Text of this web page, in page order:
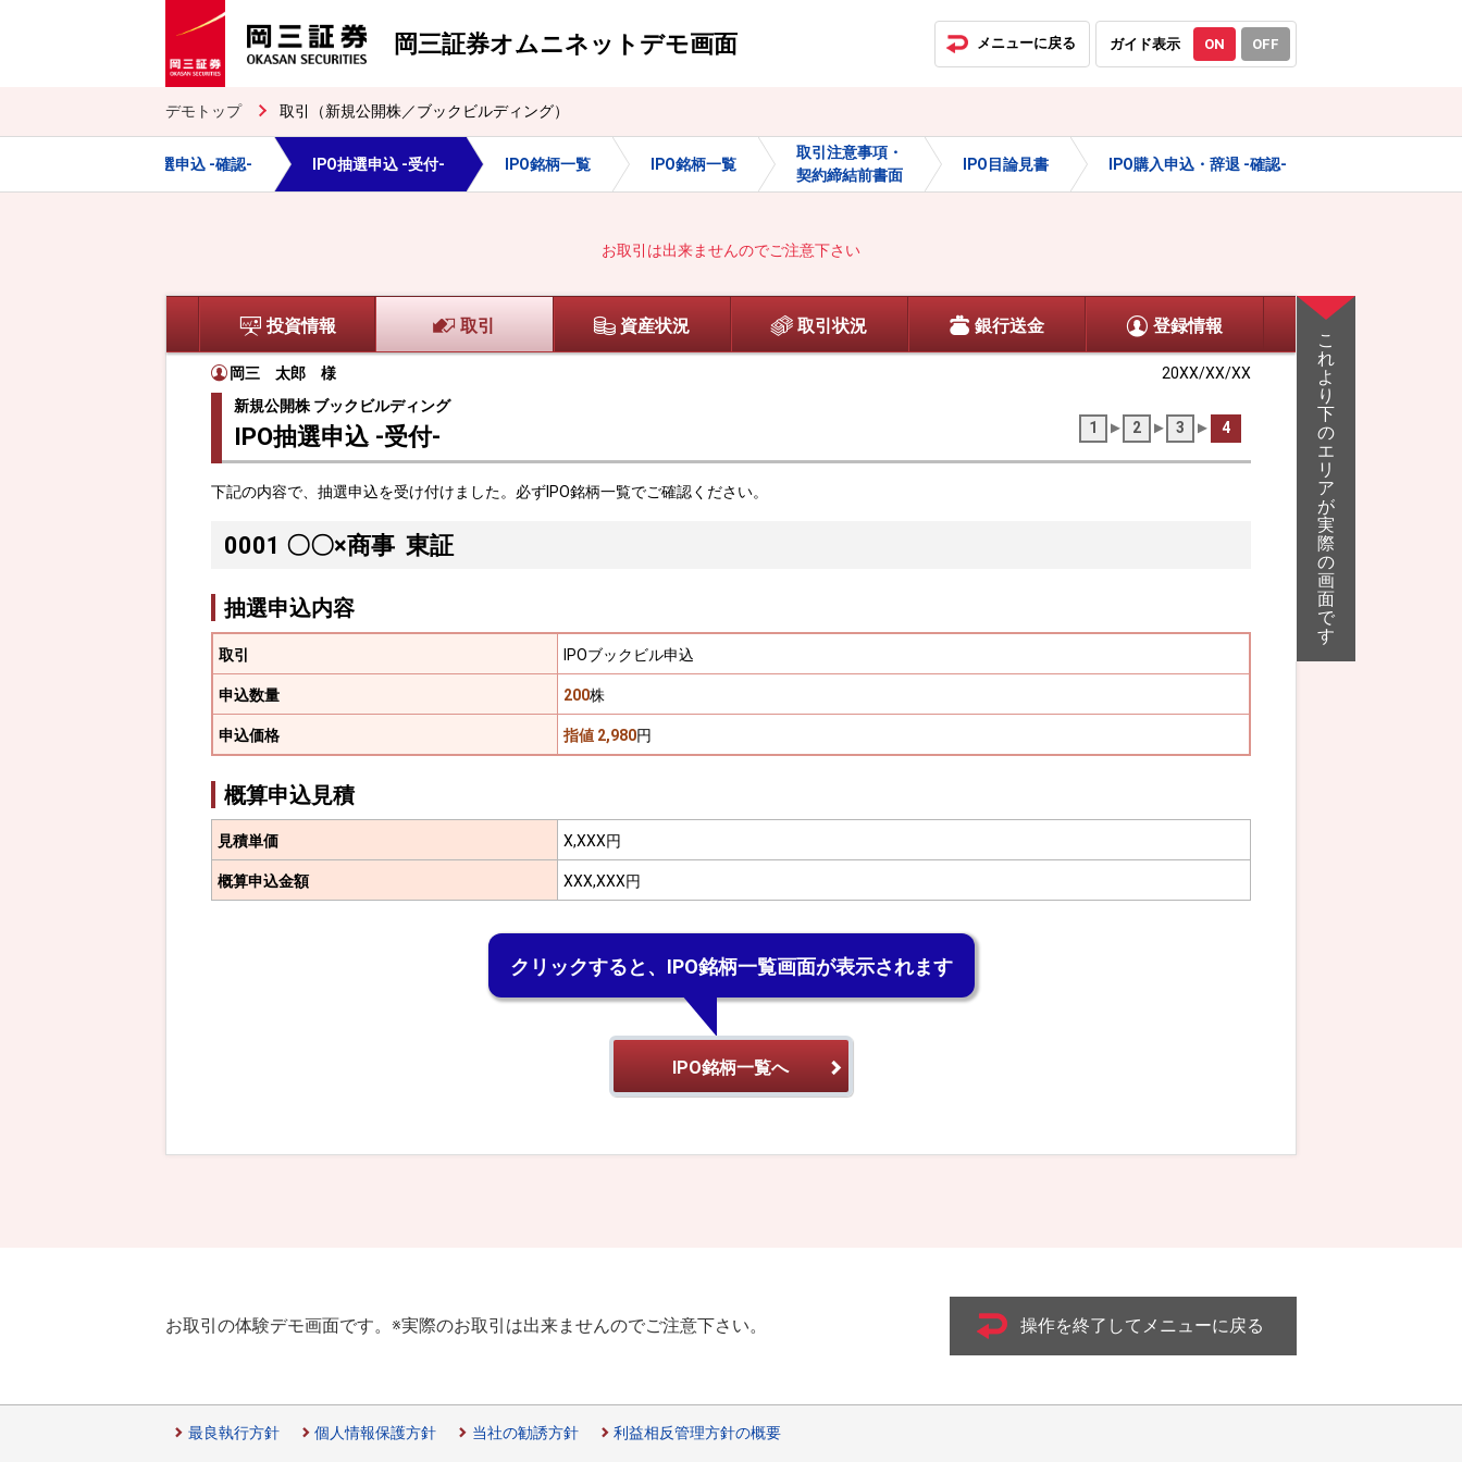
岡三証券オムニネット デモ画面 メニューに戻る ガイド表示 ON OFF
デモトップ 取引（新規公開株／ブックビルディング）
IPO抽選申込 -確認- IPO抽選申込 -受付- IPO銘柄一覧 IPO銘柄一覧
取引注意事項・
契約締結前書面
IPO目論見書 IPO購入申込・辞退 -確認-
お取引は出来ませんのでご注意下さい
こ
れ
よ
り
下
の
エ
リ
ア
が
実
際
の
画
面
で
す
投資情報 取引 資産状況 取引状況 銀行送金 登録情報
岡三 太郎 様
20XX/XX/XX
新規公開株 ブックビルディング
IPO抽選申込 -受付- 1 2 3 4
下記の内容で、抽選申込を受け付けました。必ずIPO銘柄一覧でご確認ください。
0001 〇〇×商事 東証
抽選申込内容
取引 IPOブックビル申込
申込数量 200株
申込価格 指値 2,980円
概算申込見積
見積単価 X,XXX円
概算申込金額 XXX,XXX円
クリックすると、IPO銘柄一覧画面が表示されます
IPO銘柄一覧へ
お取引の体験デモ画面です。 ※実際のお取引は出来ませんのでご注意下さい。 操作を終了してメニューに戻る
最良執行方針 個人情報保護方針 当社の勧誘方針 利益相反管理方針の概要